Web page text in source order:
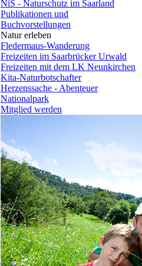
NiS - Naturschutz im Saarland
Publikationen und
Buchvorstellungen
Natur erleben
Fledermaus-Wanderung
Freizeiten im Saarbrücker Urwald
Freizeiten mit dem LK Neunkirchen
Kita-Naturbotschafter
Herzenssache - Abenteuer
Nationalpark
Mitglied werden